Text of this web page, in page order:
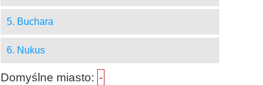
5. Buchara
6. Nukus
Domyślne miasto: -